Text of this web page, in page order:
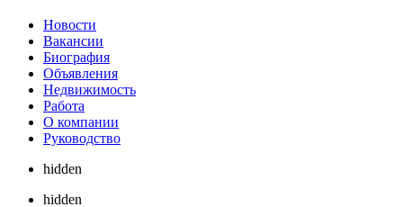
Новости
Вакансии
Биография
Объявления
Недвижимость
Работа
О компании
Руководство
hidden
hidden